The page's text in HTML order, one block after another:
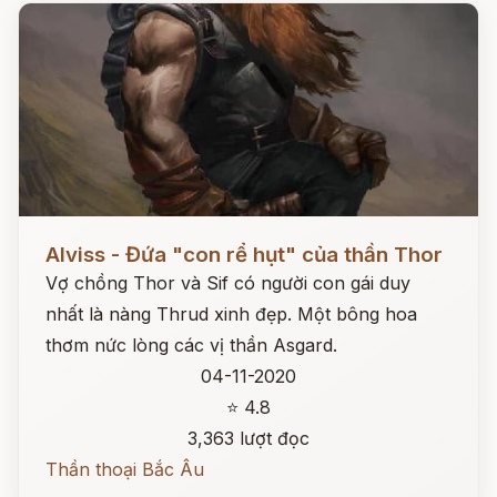
Alviss - Đứa "con rể hụt" của thần Thor
Vợ chồng Thor và Sif có người con gái duy
nhất là nàng Thrud xinh đẹp. Một bông hoa
thơm nức lòng các vị thần Asgard.
04-11-2020
⭐ 4.8
3,363 lượt đọc
Thần thoại Bắc Âu